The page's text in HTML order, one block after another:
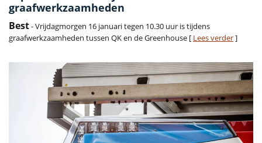
graafwerkzaamheden
Best- Vrijdagmorgen 16 januari tegen 10.30 uur is tijdens
graafwerkzaamheden tussen QK en de Greenhouse [ Lees verder]